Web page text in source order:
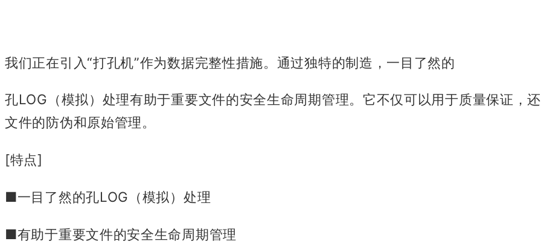
我们正在引入“打孔机”作为数据完整性措施。 通过独特的制造，一目了然的
孔LOG（模拟）处理有助于重要文件的安全生命周期管理。 它不仅可以用于质量保证，
文件的防伪和原始管理。
[特点]
■一目了然的孔LOG（模拟）处理
■有助于重要文件的安全生命周期管理